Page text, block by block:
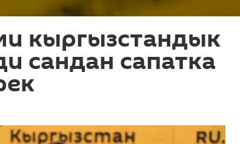
кыргызстандык
сандан сапатка